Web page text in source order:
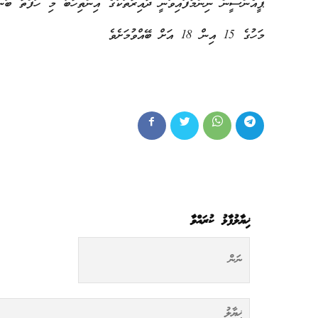
މަހުގެ 15 އިން 18 އަށް ބޭއްވުމަށެވެ
ޚިޔާލުފާޅު ކުރައްވާ